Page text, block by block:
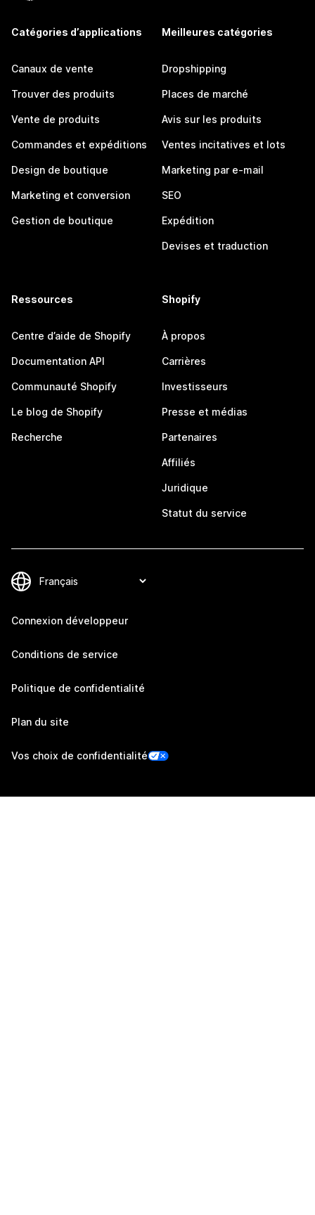
Catégories d’applications
Canaux de vente
Trouver des produits
Vente de produits
Commandes et expéditions
Design de boutique
Marketing et conversion
Gestion de boutique
Meilleures catégories
Dropshipping
Places de marché
Avis sur les produits
Ventes incitatives et lots
Marketing par e-mail
SEO
Expédition
Devises et traduction
Ressources
Centre d’aide de Shopify
Documentation API
Communauté Shopify
Le blog de Shopify
Recherche
Shopify
À propos
Carrières
Investisseurs
Presse et médias
Partenaires
Affiliés
Juridique
Statut du service
Connexion développeur
Conditions de service
Politique de confidentialité
Plan du site
Vos choix de confidentialité